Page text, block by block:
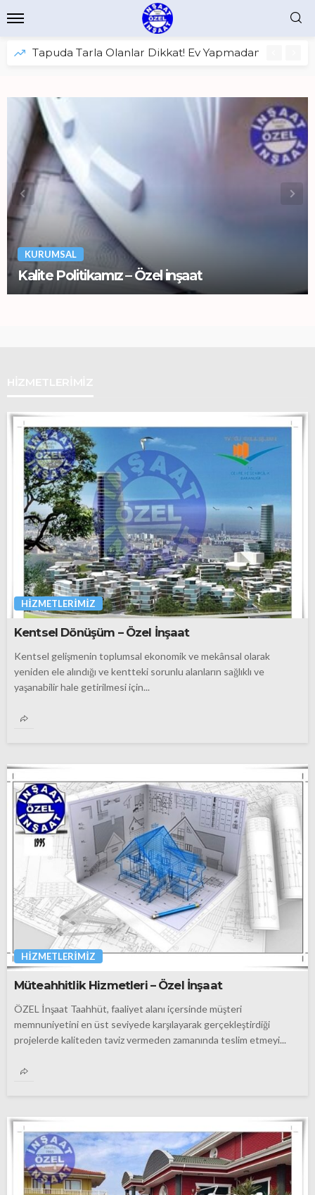
Tapuda Tarla Olanlar Dikkat! Ev Yapmadan Önce
KURUMSAL
Kalite Politikamız – Özel inşaat
HIZMETLERIMIZ
Kentsel Dönüşüm – Özel İnşaat
Kentsel gelişmenin toplumsal ekonomik ve mekânsal olarak
yeniden ele alındığı ve kentteki sorunlu alanların sağlıklı ve
yaşanabilir hale getirilmesi için...
HIZMETLERIMIZ
Müteahhitlik Hizmetleri – Özel İnşaat
ÖZEL İnşaat Taahhüt, faaliyet alanı içersinde müşteri
memnuniyetini en üst seviyede karşılayarak gerçekleştirdiği
projelerde kaliteden taviz vermeden zamanında teslim etmeyi...